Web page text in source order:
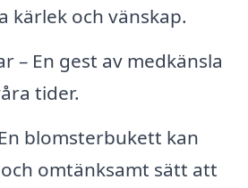
kärlek och vänskap.
– En gest av medkänsla
tider.
blomsterbukett kan
omtänksamt sätt att